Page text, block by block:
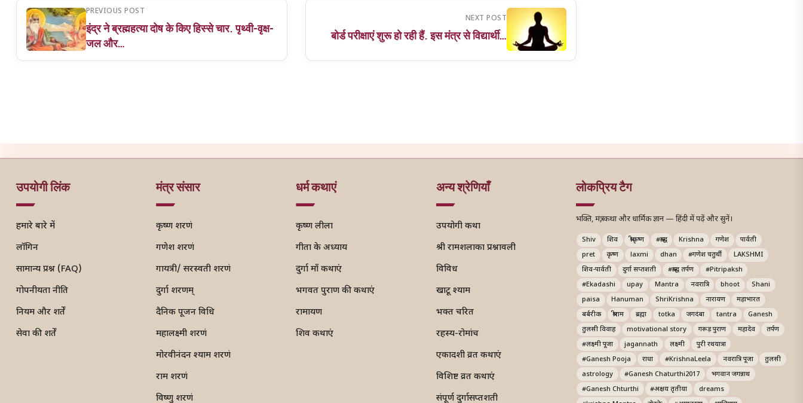
PREVIOUS POST
इंद्र ने ब्रह्महत्या दोष के किए हिस्से चार. पृथ्वी-वृक्ष-
जल और…
NEXT POST
बोर्ड परीक्षाएं शुरू हो रही हैं. इस मंत्र से विद्यार्थी…
उपयोगी लिंक
हमारे बारे में
लॉगिन
सामान्य प्रश्न (FAQ)
गोपनीयता नीति
नियम और शर्तें
सेवा की शर्तें
मंत्र संसार
कृष्ण शरणं
गणेश शरणं
गायत्री/ सरस्वती शरणं
दुर्गा शरणम्
दैनिक पूजन विधि
महालक्ष्मी शरणं
मोरवीनंदन श्याम शरणं
राम शरणं
विष्णु शरणं
धर्म कथाएं
कृष्ण लीला
गीता के अध्याय
दुर्गा माँ कथाएं
भगवत पुराण की कथाएं
रामायण
शिव कथाएं
अन्य श्रेणियाँ
उपयोगी कथा
श्री रामशलाका प्रश्नावली
विविध
खाटू श्याम
भक्त चरित
रहस्य-रोमांच
एकादशी व्रत कथाएं
विशिष्ट व्रत कथाएं
संपूर्ण दुर्गासप्तशती
लोकप्रिय टैग
भक्ति, मंत्र, कथा और धार्मिक ज्ञान — हिंदी में पढ़ें और सुनें।
Shiv शिव श्रीकृष्ण #श्राद्ध Krishna गणेश
पार्वती
pret
कृष्ण laxmi dhan #गणेश चतुर्थी
LAKSHMI
शिव-पार्वती
दुर्गा सप्तशती #श्राद्ध तर्पण
#Pitripaksh
#Ekadashi
upay Mantra नवरात्रि bhoot
Shani
paisa
Hanuman ShriKrishna नारायण
महाभारत
बर्बरीक
श्रीराम ब्रह्मा totka जगदंबा tantra
Ganesh
तुलसी विवाह
motivational story गरूड़ पुराण महादेव
तर्पण
#लक्ष्मी पूजा
jagannath लक्ष्मी
पुरी रथयात्रा
#Ganesh Pooja
राधा #KrishnaLeela नवरात्रि पूजा
तुलसी
astrology
#Ganesh Chaturthi2017
भगवान जगन्नाथ
#Ganesh Chturthi
#अक्षय तृतीया
dreams